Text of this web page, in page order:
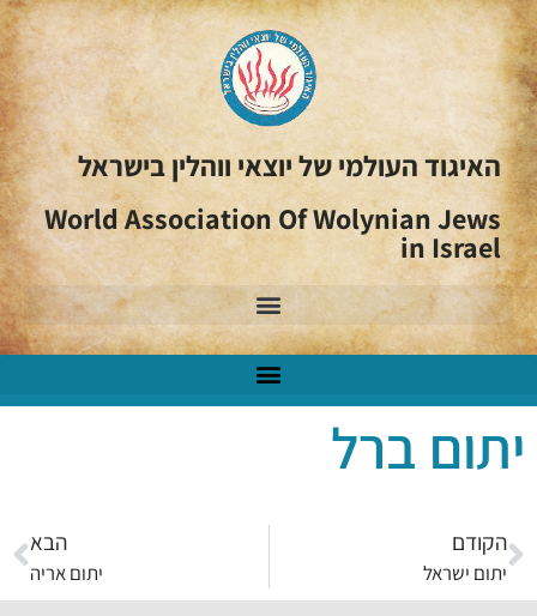
האיגוד העולמי של יוצאי ווהלין בישראל
World Association Of Wolynian Jews
in Israel
יתום ברל
הקודם
יתום ישראל
הבא
יתום אריה